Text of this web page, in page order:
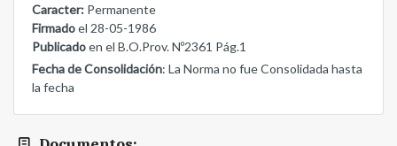
Caracter: Permanente
Firmadoel 28-05-1986
Publicadoen el B.O.Prov. Nº2361 Pág.1
Fecha de Consolidación: La Norma no fue Consolidada hasta
la fecha